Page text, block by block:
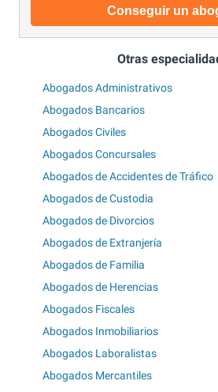
Conseguir un
Otras
Abogados Administrativos
Abogados Bancarios
Abogados Civiles
Abogados Concursales
Abogados de Accidentes de Tráfico
Abogados de Custodia
Abogados de Divorcios
Abogados de Extranjería
Abogados de Familia
Abogados de Herencias
Abogados Fiscales
Abogados Inmobiliarios
Abogados Laboralistas
Abogados Mercantiles